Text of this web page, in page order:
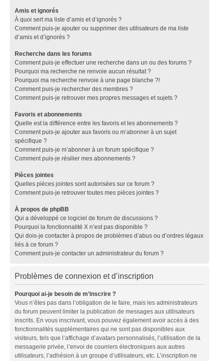
Amis et ignorés
À quoi sert ma liste d’amis et d’ignorés ?
Comment puis-je ajouter ou supprimer des utilisateurs de ma liste
d’amis et d’ignorés ?
Recherche dans les forums
Comment puis-je effectuer une recherche dans un ou des forums ?
Pourquoi ma recherche ne renvoie aucun résultat ?
Pourquoi ma recherche renvoie à une page blanche ?!
Comment puis-je rechercher des membres ?
Comment puis-je retrouver mes propres messages et sujets ?
Favoris et abonnements
Quelle est la différence entre les favoris et les abonnements ?
Comment puis-je ajouter aux favoris ou m’abonner à un sujet
spécifique ?
Comment puis-je m’abonner à un forum spécifique ?
Comment puis-je résilier mes abonnements ?
Pièces jointes
Quelles pièces jointes sont autorisées sur ce forum ?
Comment puis-je retrouver toutes mes pièces jointes ?
À propos de phpBB
Qui a développé ce logiciel de forum de discussions ?
Pourquoi la fonctionnalité X n’est pas disponible ?
Qui dois-je contacter à propos de problèmes d’abus ou d’ordres légaux
liés à ce forum ?
Comment puis-je contacter un administrateur du forum ?
Problèmes de connexion et d’inscription
Pourquoi ai-je besoin de m’inscrire ?
Vous n’êtes pas dans l’obligation de le faire, mais les administrateurs
du forum peuvent limiter la publication de messages aux utilisateurs
inscrits. En vous inscrivant, vous pouvez également avoir accès à des
fonctionnalités supplémentaires qui ne sont pas disponibles aux
visiteurs, tels que l’affichage d’avatars personnalisés, l’utilisation de la
messagerie privée, l’envoi de courriers électroniques aux autres
utilisateurs, l’adhésion à un groupe d’utilisateurs, etc. L’inscription ne